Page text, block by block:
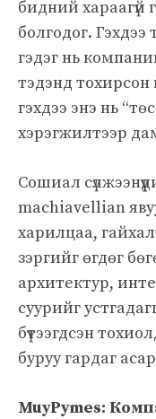
бидний хараагүй
болгодог.
гэдэг нь
тэдэнд тохирсон
гэхдээ энэ нь
хэрэгжилтээр
Сошиал
machiavellian
харилцаа,
зэргийг өгдөг
архитектур,
суурийг
бүтээгдсэн
буруу гардаг
MuyPymes: